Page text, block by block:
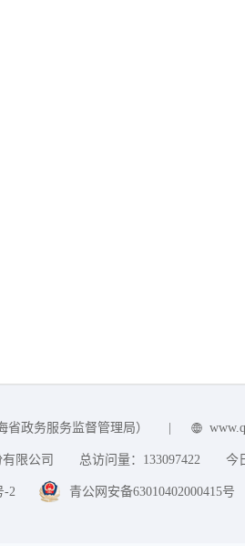
政务服务监督管理局）
限公司 总访问量： 133097422 今
-2 青公网安备63010402000415号